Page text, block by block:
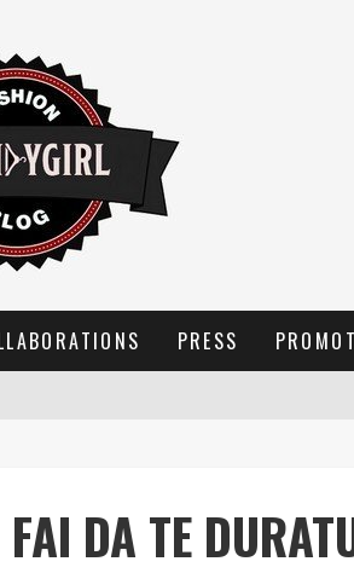
PRESS
DA TE